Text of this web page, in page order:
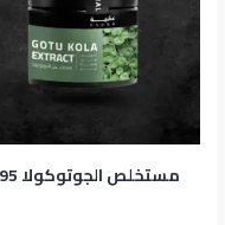
مستخلص الجوتوكولا 95%